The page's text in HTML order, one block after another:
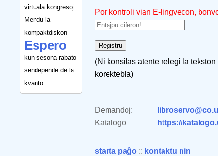
virtuala kongresoj.
Mendu la
kompaktdiskon
Espero
kun sesona rabato
sendepende de la
kvanto.
Por kontroli vian E-lingvecon,
(Ni konsilas atente relegi la
korektebla)
Demandoj:
Katalogo:
https://
starta paĝo :: kontaktu nin